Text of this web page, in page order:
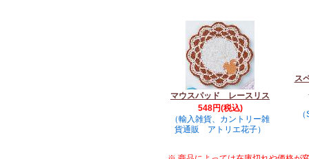
マウスパッド レースリス
548円(税込)
（輸入雑貨、カントリー雑
貨通販 アトリエ花子）
ス